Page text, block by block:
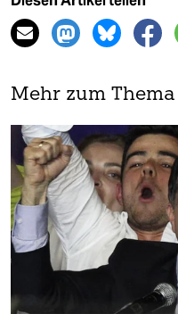
Mehr zum Thema